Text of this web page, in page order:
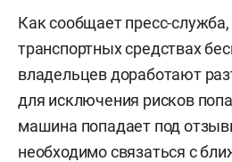
Как сообщает пресс-служба,
транспортных средствах
владельцев доработают
для исключения рисков
машина попадает под
необходимо связаться с